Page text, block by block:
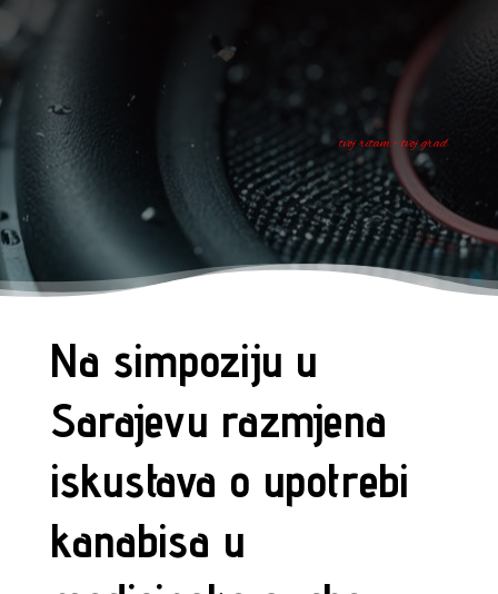
tvoj ritam - tvoj grad
Na simpoziju u
Sarajevu razmjena
iskustava o upotrebi
kanabisa u